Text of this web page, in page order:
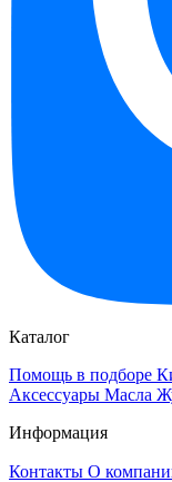
Каталог
Помощь в подборе
Аксессуары Масла
Информация
Контакты О